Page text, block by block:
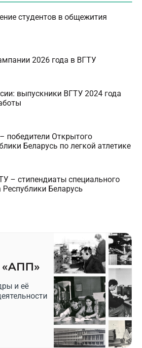
студентов в общежития
2026 года в ВГТУ
выпускники ВГТУ 2024 года
победители Открытого
Беларусь по легкой атлетике
– стипендиаты специального
Беларусь
и её